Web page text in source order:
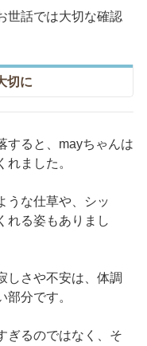
世話では大切な確認
切に
すると、mayちゃんは
ました。
うな仕草や、シッ
れる姿もありまし
しさや不安は、体調
分です。
ぎるのではなく、そ